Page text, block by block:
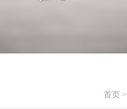
首页 >